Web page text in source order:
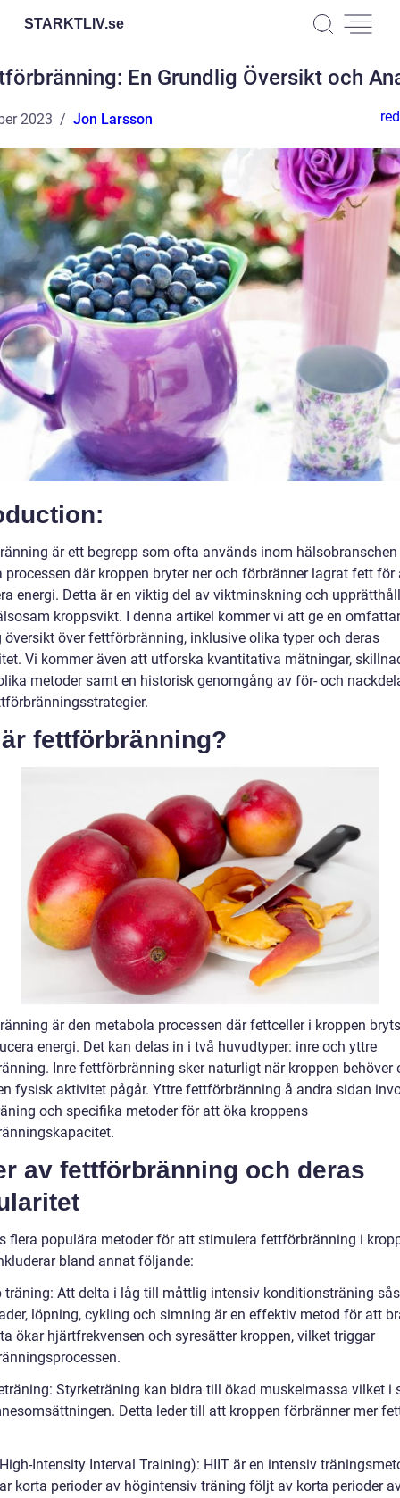
STARKTLIV.se
En Grundlig Översikt och
2023 Jon Larsson
är ett begrepp som ofta används inom
processen där kroppen bryter ner och förbränner lagrat fett för
energi. Detta är en viktig del av viktminskning och
kroppsvikt. I denna artikel kommer vi att ge en
översikt över fettförbränning, inklusive olika typer och deras
Vi kommer även att utforska kvantitativa mätningar,
metoder samt en historisk genomgång av för- och
fettförbränning?
är den metabola processen där fettceller i kroppen
energi. Det kan delas in i två huvudtyper: inre och yttre
Inre fettförbränning sker naturligt när kroppen behöver
fysisk aktivitet pågår. Yttre fettförbränning å andra sidan
och specifika metoder för att öka kroppens
av fettförbränning och deras
flera populära metoder för att stimulera fettförbränning i
bland annat följande:
träning: Att delta i låg till måttlig intensiv konditionsträning
löpning, cykling och simning är en effektiv metod för att
ökar hjärtfrekvensen och syresätter kroppen, vilket triggar
Styrketräning kan bidra till ökad muskelmassa vilket i
Detta leder till att kroppen förbränner mer
Intensity Interval Training): HIIT är en intensiv
korta perioder av högintensiv träning följt av korta perioder